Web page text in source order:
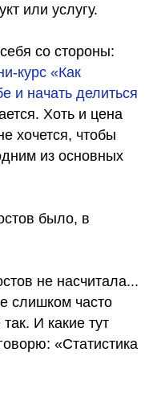
или услугу.
со стороны:
курс «Как
и начать делиться
Хоть и цена
хочется, чтобы
из основных
было, в
не насчитала...
слишком часто
И какие тут
«Статистика